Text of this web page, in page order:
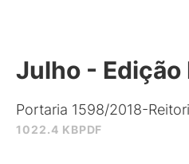
1022.4 KBPDF
Julho - Edição
Portaria 1598/2018-